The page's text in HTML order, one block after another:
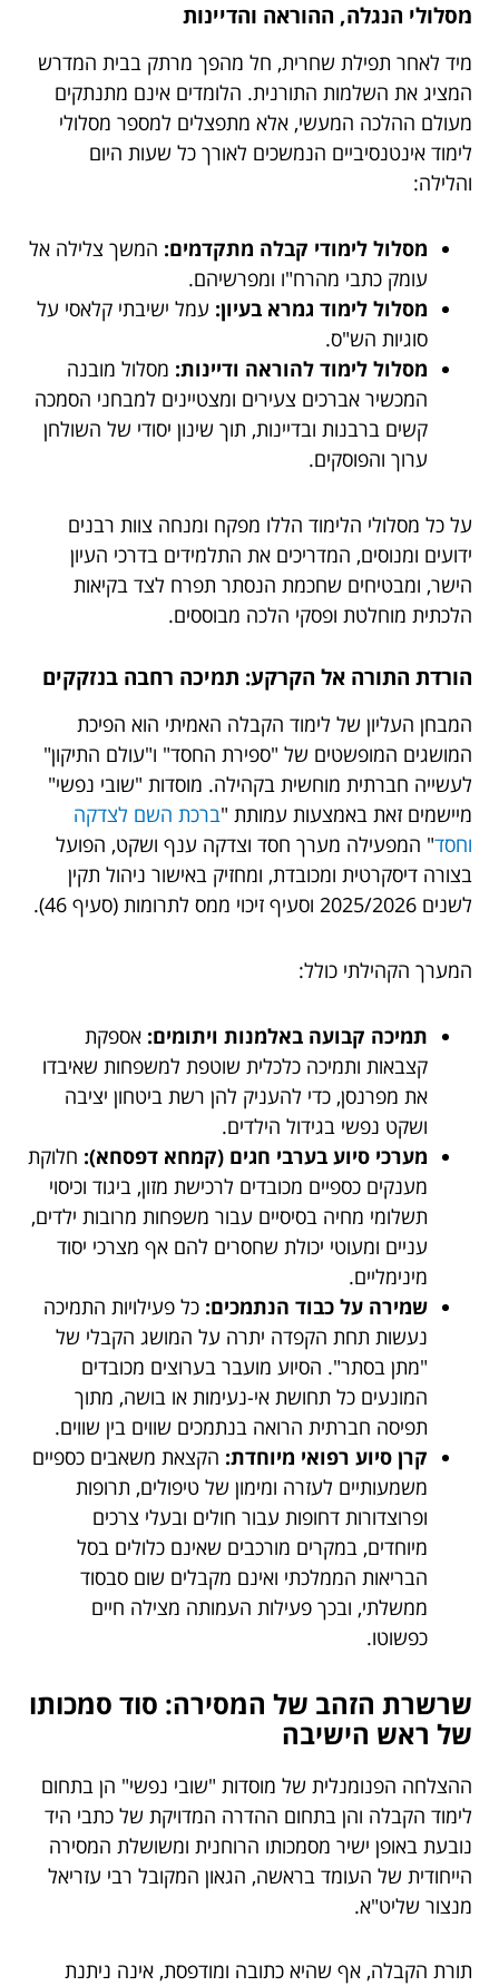
מסלולי הנגלה, ההוראה והדיינות
מיד לאחר תפילת שחרית, חל מהפך מרתק בבית המדרש
המציג את השלמות התורנית. הלומדים אינם מתנתקים
מעולם ההלכה המעשי, אלא מתפצלים למספר מסלולי
לימוד אינטנסיביים הנמשכים לאורך כל שעות היום
והלילה:
מסלול לימודי קבלה מתקדמים: המשך צלילה אל
עומק כתבי מהרח"ו ומפרשיהם.
מסלול לימוד גמרא בעיון: עמל ישיבתי קלאסי על
סוגיות הש"ס.
מסלול לימוד להוראה ודיינות: מסלול מובנה
המכשיר אברכים צעירים ומצטיינים למבחני הסמכה
קשים ברבנות ובדיינות, תוך שינון יסודי של השולחן
ערוך והפוסקים.
על כל מסלולי הלימוד הללו מפקח ומנחה צוות רבנים
ידועים ומנוסים, המדריכים את התלמידים בדרכי העיון
הישר, ומבטיחים שחכמת הנסתר תפרח לצד בקיאות
הלכתית מוחלטת ופסקי הלכה מבוססים.
הורדת התורה אל הקרקע: תמיכה רחבה בנזקקים
המבחן העליון של לימוד הקבלה האמיתי הוא הפיכת
המושגים המופשטים של "ספירת החסד" ו"עולם התיקון"
לעשייה חברתית מוחשית בקהילה. מוסדות "שובי נפשי"
מיישמים זאת באמצעות עמותת "ברכת השם לצדקה
וחסד" המפעילה מערך חסד וצדקה ענף ושקט, הפועל
בצורה דיסקרטית ומכובדת, ומחזיק באישור ניהול תקין
לשנים 2025/2026 וסעיף זיכוי ממס לתרומות (סעיף 46).
המערך הקהילתי כולל:
תמיכה קבועה באלמנות ויתומים: אספקת
קצבאות ותמיכה כלכלית שוטפת למשפחות שאיבדו
את מפרנסן, כדי להעניק להן רשת ביטחון יציבה
ושקט נפשי בגידול הילדים.
מערכי סיוע בערבי חגים (קמחא דפסחא): חלוקת
מענקים כספיים מכובדים לרכישת מזון, ביגוד וכיסוי
תשלומי מחיה בסיסיים עבור משפחות מרובות ילדים,
עניים ומעוטי יכולת שחסרים להם אף מצרכי יסוד
מינימליים.
שמירה על כבוד הנתמכים: כל פעילויות התמיכה
נעשות תחת הקפדה יתרה על המושג הקבלי של
"מתן בסתר". הסיוע מועבר בערוצים מכובדים
המונעים כל תחושת אי-נעימות או בושה, מתוך
תפיסה חברתית הרואה בנתמכים שווים בין שווים.
קרן סיוע רפואי מיוחדת: הקצאת משאבים כספיים
משמעותיים לעזרה ומימון של טיפולים, תרופות
ופרוצדורות דחופות עבור חולים ובעלי צרכים
מיוחדים, במקרים מורכבים שאינם כלולים בסל
הבריאות הממלכתי ואינם מקבלים שום סבסוד
ממשלתי, ובכך פעילות העמותה מצילה חיים
כפשוטו.
שרשרת הזהב של המסירה: סוד סמכותו
של ראש הישיבה
ההצלחה הפנומנלית של מוסדות "שובי נפשי" הן בתחום
לימוד הקבלה והן בתחום ההדרה המדויקת של כתבי היד
נובעת באופן ישיר מסמכותו הרוחנית ומשושלת המסירה
הייחודית של העומד בראשה, הגאון המקובל רבי עזריאל
מנצור שליט"א.
תורת הקבלה, אף שהיא כתובה ומודפסת, אינה ניתנת